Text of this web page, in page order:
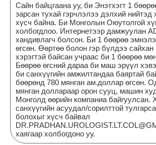
Сайн байцгаана уу, би Энэтхэгт 1
зарсан тухай гэрчлэлээ дэлхий нийтэд
хүсч байна. Би Монголын Оюутолгой
холбогдлоо. Интернетээр дамжуулан
хандивлагч болсон. Би 1 бөөрөө
өгсөн. Өөртөө болон гэр бүлдээ
хэрэгтэй байсан учраас би 1 бөөрөө
Бөөрөө өгсний дараа би маш эрүүл
би санхүүгийн амжилтандаа баяртай
бөөрөнд 780 мянган ам.доллар өгсөн.
мянган доллараар орон сууц, машин
Монголд өөрийн компаниа байгуулсан.
санхүүгийн асуудал/сорилттой
болохыг хүсч байвал
хаягаар холбогдоно уу.